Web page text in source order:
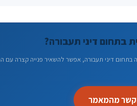
בתחום דיני תעבורה?
דיני תעבורה, אפשר להשאיר פנייה קצרה עם
מהמאמר